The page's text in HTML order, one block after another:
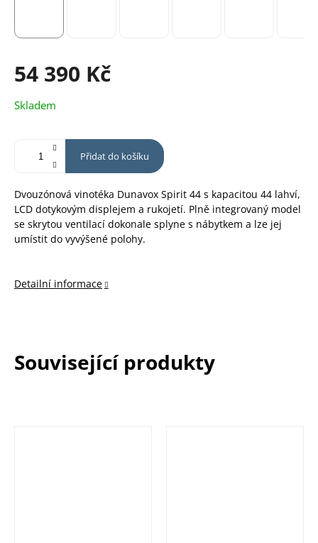
54 390 Kč
Měrná
cena:
Skladem
Přidat do košíku
Dvouzónová vinotéka Dunavox Spirit 44 s kapacitou 44 lahví,
LCD dotykovým displejem a rukojetí. Plně integrovaný model
se skrytou ventilací dokonale splyne s nábytkem a lze jej
umístit do vyvýšené polohy.
Detailní informace
Související produkty